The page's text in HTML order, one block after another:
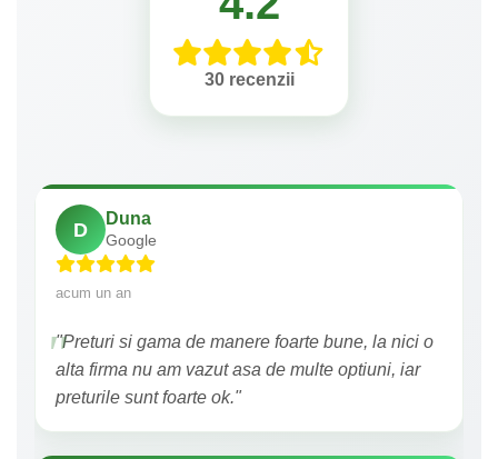
30 recenzii
D
Duna
Google
acum un an
"Preturi si gama de manere foarte bune, la nici o
alta firma nu am vazut asa de multe optiuni, iar
preturile sunt foarte ok."